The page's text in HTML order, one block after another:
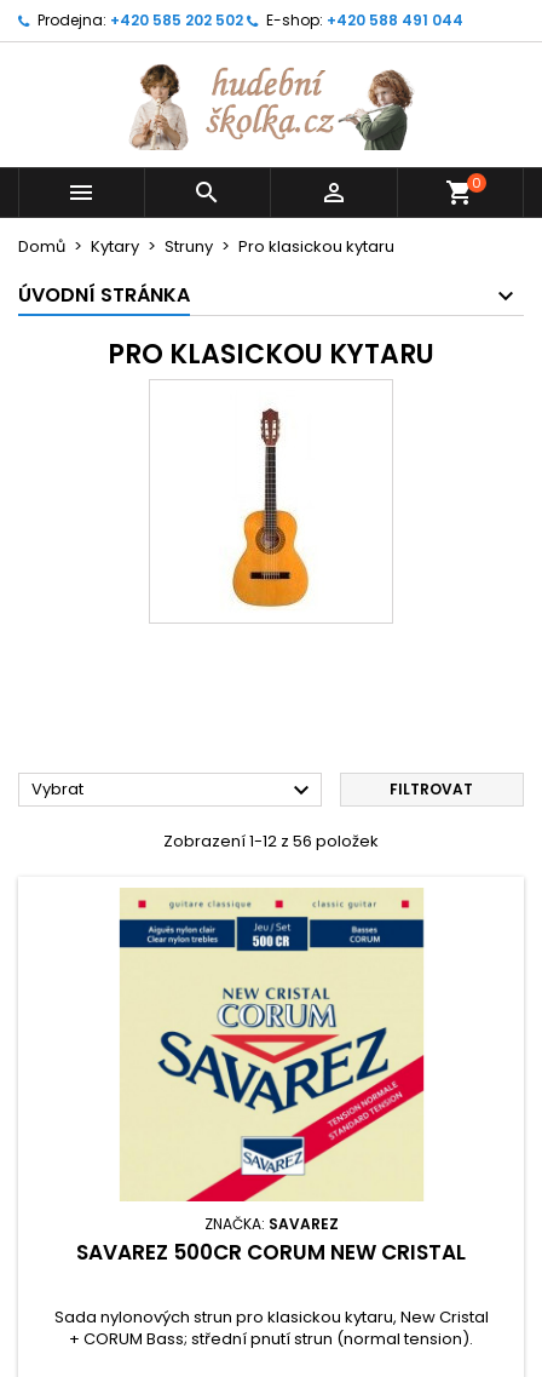
Prodejna: +420 585 202 502 E-shop: +420 588 491 044
   shopping_cart0
Domů Kytary Struny Pro klasickou kytaru
ÚVODNÍ STRÁNKA
PRO KLASICKOU KYTARU
Vybrat  FILTROVAT
Zobrazení 1-12 z 56 položek
ZNAČKA: SAVAREZ
SAVAREZ 500CR CORUM NEW CRISTAL
Sada nylonových strun pro klasickou kytaru, New Cristal
+ CORUM Bass; střední pnutí strun (normal tension).